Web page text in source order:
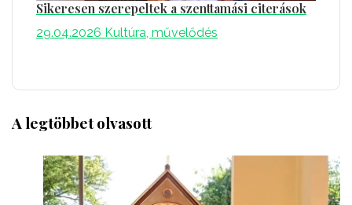
Sikeresen szerepeltek a szenttamási citerások
29.04.2026 Kultúra, művelődés
A legtöbbet olvasott